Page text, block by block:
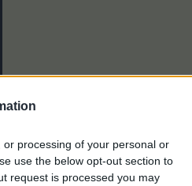
processing of your personal or
use the below opt-out section to
request is processed you may